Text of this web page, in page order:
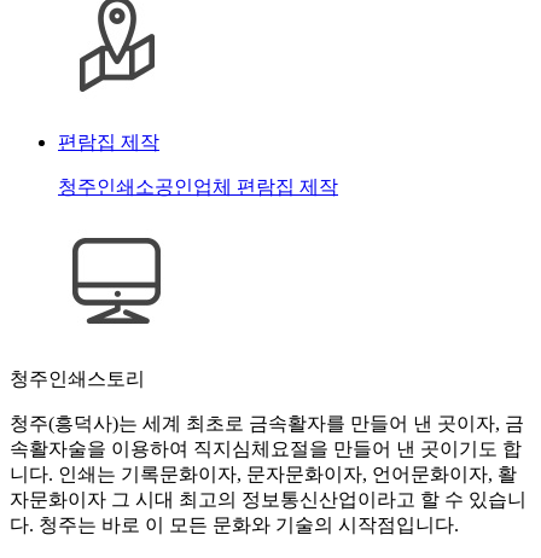
편람집 제작
청주인쇄소공인업체 편람집 제작
청주인쇄스토리
청주(흥덕사)는 세계 최초로 금속활자를 만들어 낸 곳이자, 금
속활자술을 이용하여 직지심체요절을 만들어 낸 곳이기도 합
니다. 인쇄는 기록문화이자, 문자문화이자, 언어문화이자, 활
자문화이자 그 시대 최고의 정보통신산업이라고 할 수 있습니
다. 청주는 바로 이 모든 문화와 기술의 시작점입니다.